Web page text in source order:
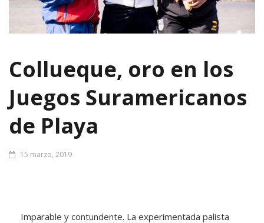
Collueque, oro en los
Juegos Suramericanos
de Playa
15 marzo, 2019
Imparable y contundente. La experimentada palista